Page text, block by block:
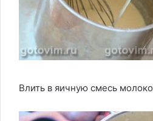
Влить в яичную смесь молоко